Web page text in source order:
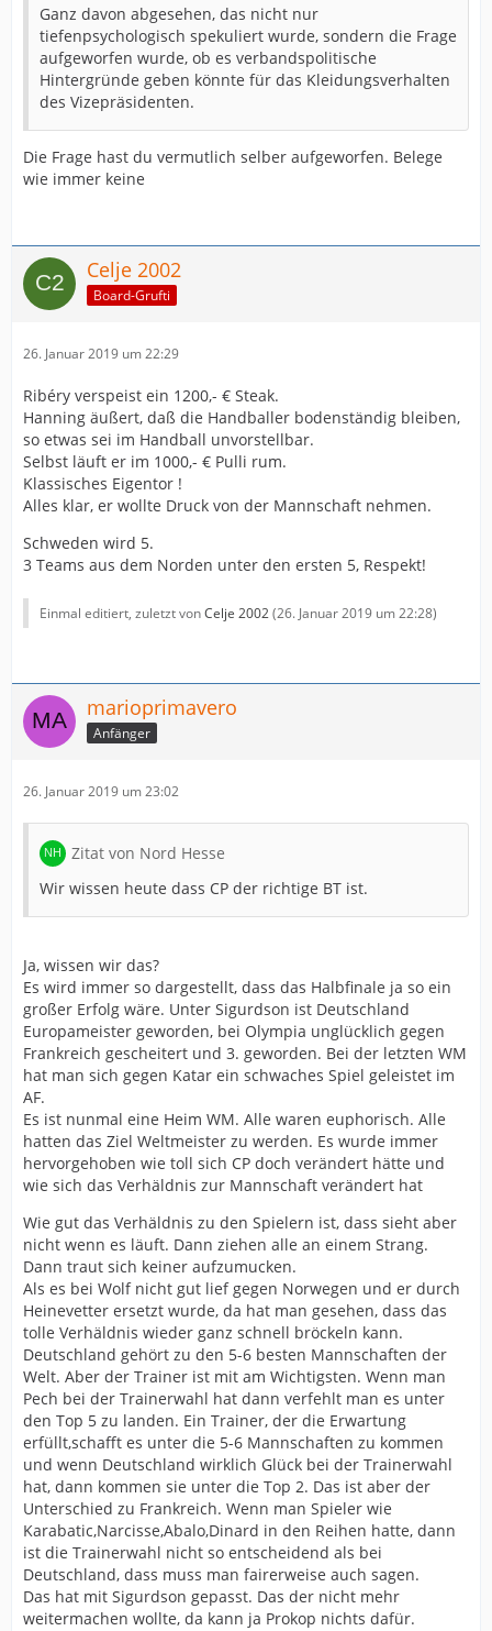
Ganz davon abgesehen, das nicht nur
tiefenpsychologisch spekuliert wurde, sondern die Frage
aufgeworfen wurde, ob es verbandspolitische
Hintergründe geben könnte für das Kleidungsverhalten
des Vizepräsidenten.
Die Frage hast du vermutlich selber aufgeworfen. Belege
wie immer keine
Celje 2002
Board-Grufti
26. Januar 2019 um 22:29
Ribéry verspeist ein 1200,- € Steak.
Hanning äußert, daß die Handballer bodenständig bleiben,
so etwas sei im Handball unvorstellbar.
Selbst läuft er im 1000,- € Pulli rum.
Klassisches Eigentor !
Alles klar, er wollte Druck von der Mannschaft nehmen.
Schweden wird 5.
3 Teams aus dem Norden unter den ersten 5, Respekt!
Einmal editiert, zuletzt vonCelje 2002(26. Januar 2019 um 22:28)
marioprimavero
Anfänger
26. Januar 2019 um 23:02
Zitat von Nord Hesse
Wir wissen heute dass CP der richtige BT ist.
Ja, wissen wir das?
Es wird immer so dargestellt, dass das Halbfinale ja so ein
großer Erfolg wäre. Unter Sigurdson ist Deutschland
Europameister geworden, bei Olympia unglücklich gegen
Frankreich gescheitert und 3. geworden. Bei der letzten WM
hat man sich gegen Katar ein schwaches Spiel geleistet im
AF.
Es ist nunmal eine Heim WM. Alle waren euphorisch. Alle
hatten das Ziel Weltmeister zu werden. Es wurde immer
hervorgehoben wie toll sich CP doch verändert hätte und
wie sich das Verhäldnis zur Mannschaft verändert hat
Wie gut das Verhäldnis zu den Spielern ist, dass sieht aber
nicht wenn es läuft. Dann ziehen alle an einem Strang.
Dann traut sich keiner aufzumucken.
Als es bei Wolf nicht gut lief gegen Norwegen und er durch
Heinevetter ersetzt wurde, da hat man gesehen, dass das
tolle Verhäldnis wieder ganz schnell bröckeln kann.
Deutschland gehört zu den 5-6 besten Mannschaften der
Welt. Aber der Trainer ist mit am Wichtigsten. Wenn man
Pech bei der Trainerwahl hat dann verfehlt man es unter
den Top 5 zu landen. Ein Trainer, der die Erwartung
erfüllt,schafft es unter die 5-6 Mannschaften zu kommen
und wenn Deutschland wirklich Glück bei der Trainerwahl
hat, dann kommen sie unter die Top 2. Das ist aber der
Unterschied zu Frankreich. Wenn man Spieler wie
Karabatic,Narcisse,Abalo,Dinard in den Reihen hatte, dann
ist die Trainerwahl nicht so entscheidend als bei
Deutschland, dass muss man fairerweise auch sagen.
Das hat mit Sigurdson gepasst. Das der nicht mehr
weitermachen wollte, da kann ja Prokop nichts dafür.